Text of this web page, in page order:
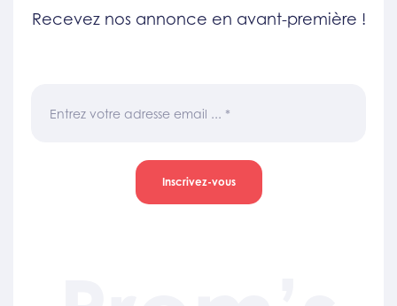
Recevez nos annonce en avant-première !
Entrez votre adresse email ... *
Inscrivez-vous